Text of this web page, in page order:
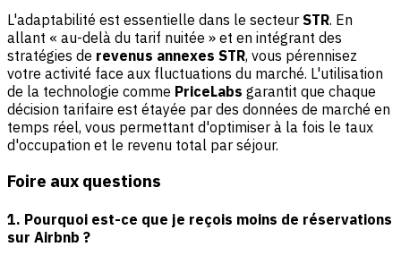
L'adaptabilité est essentielle dans le secteur STR. En
allant « au-delà du tarif nuitée » et en intégrant des
stratégies de revenus annexes STR, vous pérennisez
votre activité face aux fluctuations du marché. L'utilisation
de la technologie comme PriceLabs garantit que chaque
décision tarifaire est étayée par des données de marché en
temps réel, vous permettant d'optimiser à la fois le taux
d'occupation et le revenu total par séjour.
Foire aux questions
1. Pourquoi est-ce que je reçois moins de réservations
sur Airbnb ?